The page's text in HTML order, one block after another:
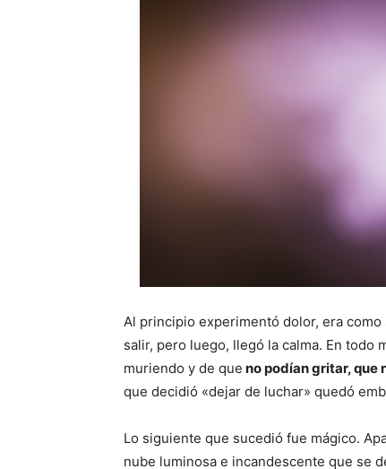
Al principio experimentó dolor, era
salir, pero luego, llegó la calma. En todo
muriendo y de que no podían gritar, que
que decidió «dejar de luchar» quedó
Lo siguiente que sucedió fue mágico.
nube luminosa e incandescente que se